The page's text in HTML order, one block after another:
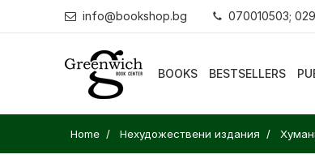
info@bookshop.bg 070010503;
BOOKS BESTSELLERS
Home Нехудожествени издания